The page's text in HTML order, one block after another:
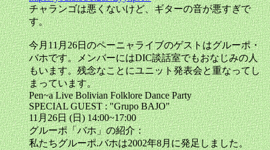
チャランゴは悪くないけど、ギターの音が悪すぎで
す。
今月11月26日のペーニャライブのゲストはグルーポ・
バホです。メンバーにはDIC談話室でもおなじみの人
もいます。残念なことにユニット発表会と重なってし
まっています。
Pen~a Live Bolivian Folklore Dance Party
SPECIAL GUEST : "Grupo BAJO"
11月26日 (日) 14:00~17:00
グルーポ「バホ」の紹介：
私たちグルーポ.バホは2002年8月に発足しました。